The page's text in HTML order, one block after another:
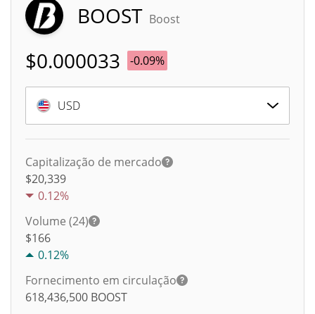
BOOST Boost
$0.000033 -0.09%
USD
Capitalização de mercado
$20,339
0.12%
Volume (24)
$166
0.12%
Fornecimento em circulação
618,436,500 BOOST